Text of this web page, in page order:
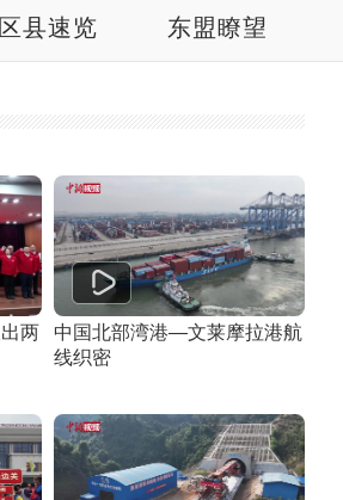
区县速览 东盟瞭望
两
中国北部湾港—文莱摩拉港航
线织密